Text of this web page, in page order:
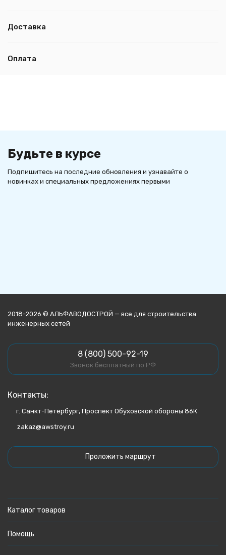
Доставка
Оплата
Будьте в курсе
Подпишитесь на последние обновления и узнавайте о
новинках и специальных предложениях первыми
2018-2026 © АЛЬФАВОДОСТРОЙ — все для строительства
инженерных сетей
8 (800) 500-92-19
Звонок бесплатный по РФ
Контакты:
г. Санкт-Петербург, Проспект Обуховской обороны 86К
zakaz@awstroy.ru
Проложить маршрут
Каталог товаров
Помощь